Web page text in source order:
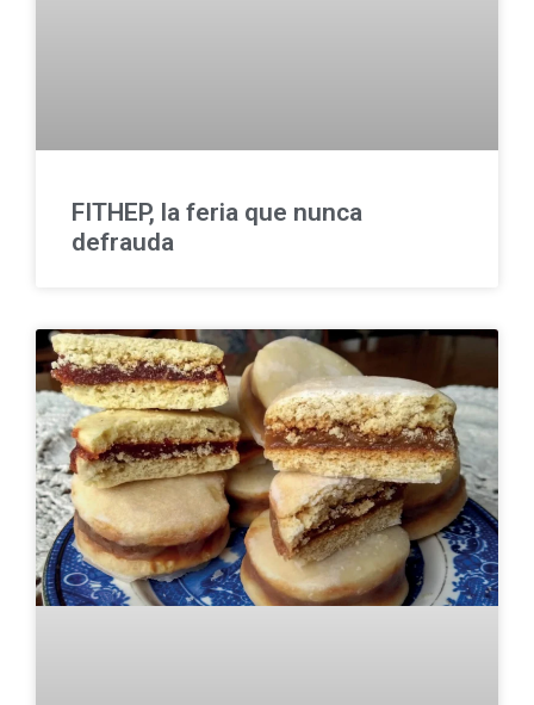
FITHEP, la feria que nunca
defrauda